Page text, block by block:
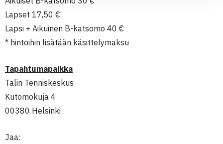
Lapset 17,50 €
Lapsi + Aikuinen B-katsomo 40 €
* hintoihin lisätään käsittelymaksu
Tapahtumapaikka
Talin Tenniskeskus
Kutomokuja 4
00380 Helsinki
Jaa: